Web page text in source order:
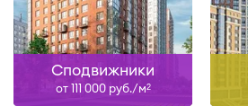
Сподвижники
от 111 000 руб./м2